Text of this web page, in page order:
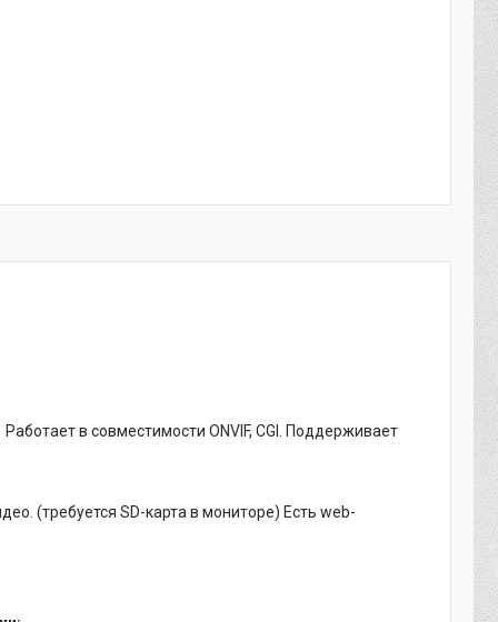
в совместимости ONVIF, CGI. Поддерживает
(требуется SD-карта в мониторе) Есть web-